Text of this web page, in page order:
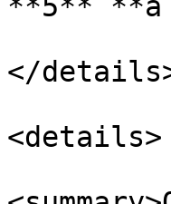
</
<details>